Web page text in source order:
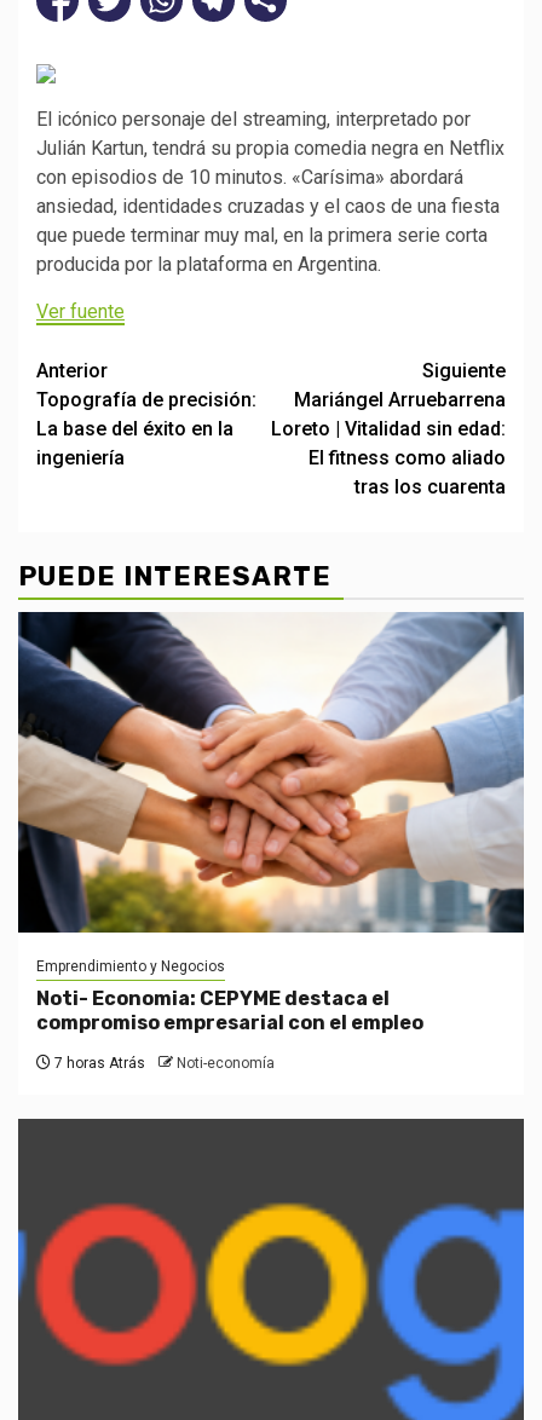
El icónico personaje del streaming, interpretado por
Julián Kartun, tendrá su propia comedia negra en Netflix
con episodios de 10 minutos. «Carísima» abordará
ansiedad, identidades cruzadas y el caos de una fiesta
que puede terminar muy mal, en la primera serie corta
producida por la plataforma en Argentina.
Ver fuente
Post
navigation
Anterior
Topografía de precisión:
La base del éxito en la
ingeniería
Siguiente
Mariángel Arruebarrena
Loreto | Vitalidad sin edad:
El fitness como aliado
tras los cuarenta
PUEDE INTERESARTE
Emprendimiento y Negocios
Noti- Economia: CEPYME destaca el
compromiso empresarial con el empleo
7 horas Atrás Noti-economía